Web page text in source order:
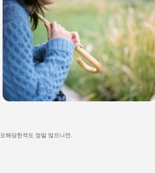
해당한적도 정말 많으니깐.